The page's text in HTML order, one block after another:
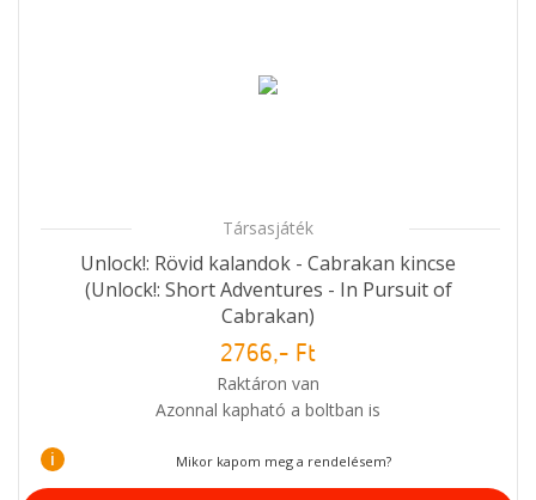
Társasjáték
Unlock!: Rövid kalandok - Cabrakan kincse
(Unlock!: Short Adventures - In Pursuit of
Cabrakan)
2766,- Ft
Raktáron van
Azonnal kapható a boltban is
i Mikor kapom meg a rendelésem?